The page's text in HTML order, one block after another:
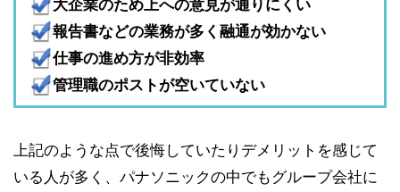
大企業のため上への意見が通りにくい
報告書などの業務が多く融通が効かない
仕事の進め方が非効率
管理職のポストが空いていない
上記のような点で後悔していたりデメリットを感じて
いる人が多く、パナソニックの中でもグループ会社に